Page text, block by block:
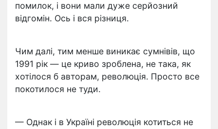
помилок, і вони мали дуже серйозний
відгомін. Ось і вся різниця.
Чим далі, тим менше виникає сумнівів, що
1991 рік — це криво зроблена, не така, як
хотілося б авторам, революція. Просто все
покотилося не туди.
— Однак і в Україні революція котиться не